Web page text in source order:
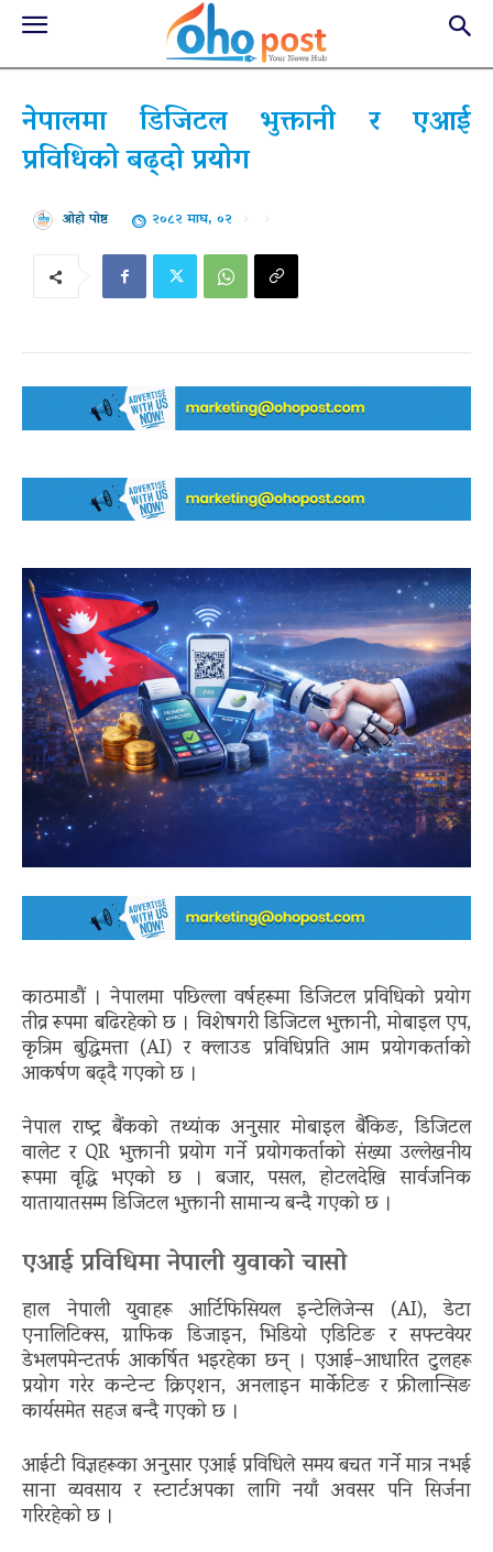
नेपालमा डिजिटल भुक्तानी र एआई
प्रविधिको बढ्दो प्रयोग
ओहो पोष्ट २०८२ माघ, ०२
काठमाडौं । नेपालमा पछिल्ला वर्षहरूमा डिजिटल प्रविधिको प्रयोग
तीव्र रूपमा बढिरहेको छ । विशेषगरी डिजिटल भुक्तानी, मोबाइल एप,
कृत्रिम बुद्धिमत्ता (AI) र क्लाउड प्रविधिप्रति आम प्रयोगकर्ताको
आकर्षण बढ्दै गएको छ ।
नेपाल राष्ट्र बैंकको तथ्यांक अनुसार मोबाइल बैंकिङ, डिजिटल
वालेट र QR भुक्तानी प्रयोग गर्ने प्रयोगकर्ताको संख्या उल्लेखनीय
रूपमा वृद्धि भएको छ । बजार, पसल, होटलदेखि सार्वजनिक
यातायातसम्म डिजिटल भुक्तानी सामान्य बन्दै गएको छ ।
एआई प्रविधिमा नेपाली युवाको चासो
हाल नेपाली युवाहरू आर्टिफिसियल इन्टेलिजेन्स (AI), डेटा
एनालिटिक्स, ग्राफिक डिजाइन, भिडियो एडिटिङ र सफ्टवेयर
डेभलपमेन्टतर्फ आकर्षित भइरहेका छन् । एआई–आधारित टुलहरू
प्रयोग गरेर कन्टेन्ट क्रिएशन, अनलाइन मार्केटिङ र फ्रीलान्सिङ
कार्यसमेत सहज बन्दै गएको छ ।
आईटी विज्ञहरूका अनुसार एआई प्रविधिले समय बचत गर्ने मात्र नभई
साना व्यवसाय र स्टार्टअपका लागि नयाँ अवसर पनि सिर्जना
गरिरहेको छ ।